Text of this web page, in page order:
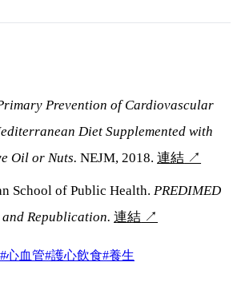
Prevention of Cardiovascular
Diet Supplemented with
Oil or Nuts. NEJM, 2018.連結 ↗
School of Public Health.PREDIMED
Republication. 連結 ↗
#心血管#護心飲食#養生